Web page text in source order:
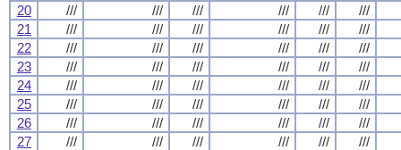
20
/// /// /// /// ///
///
21
/// /// /// /// ///
///
22
/// /// /// /// ///
///
23
/// /// /// /// ///
///
24
/// /// /// /// ///
///
25
/// /// /// /// ///
///
26
/// /// /// /// ///
///
27
/// /// /// /// ///
///